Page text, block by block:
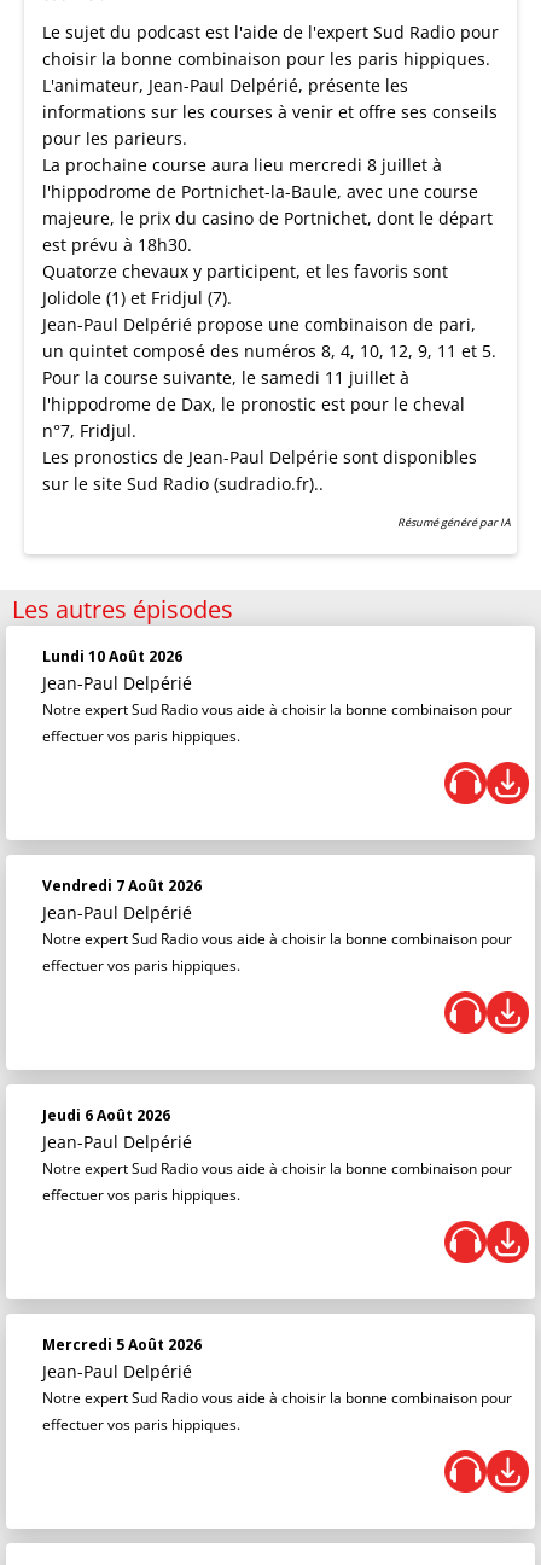
Le sujet du podcast est l'aide de l'expert Sud Radio pour
choisir la bonne combinaison pour les paris hippiques.
L'animateur, Jean-Paul Delpérié, présente les
informations sur les courses à venir et offre ses conseils
pour les parieurs.
La prochaine course aura lieu mercredi 8 juillet à
l'hippodrome de Portnichet-la-Baule, avec une course
majeure, le prix du casino de Portnichet, dont le départ
est prévu à 18h30.
Quatorze chevaux y participent, et les favoris sont
Jolidole (1) et Fridjul (7).
Jean-Paul Delpérié propose une combinaison de pari,
un quintet composé des numéros 8, 4, 10, 12, 9, 11 et 5.
Pour la course suivante, le samedi 11 juillet à
l'hippodrome de Dax, le pronostic est pour le cheval
n°7, Fridjul.
Les pronostics de Jean-Paul Delpérie sont disponibles
sur le site Sud Radio (sudradio.fr)..
Résumé généré par IA
Les autres épisodes
Lundi 10 Août 2026
Jean-Paul Delpérié
Notre expert Sud Radio vous aide à choisir la bonne combinaison pour
effectuer vos paris hippiques.
Vendredi 7 Août 2026
Jean-Paul Delpérié
Notre expert Sud Radio vous aide à choisir la bonne combinaison pour
effectuer vos paris hippiques.
Jeudi 6 Août 2026
Jean-Paul Delpérié
Notre expert Sud Radio vous aide à choisir la bonne combinaison pour
effectuer vos paris hippiques.
Mercredi 5 Août 2026
Jean-Paul Delpérié
Notre expert Sud Radio vous aide à choisir la bonne combinaison pour
effectuer vos paris hippiques.